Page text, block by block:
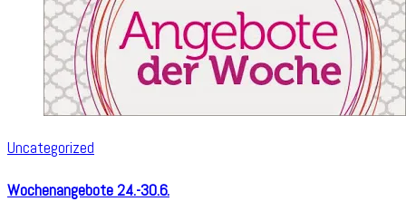
Uncategorized
Wochenangebote 24.-30.6.